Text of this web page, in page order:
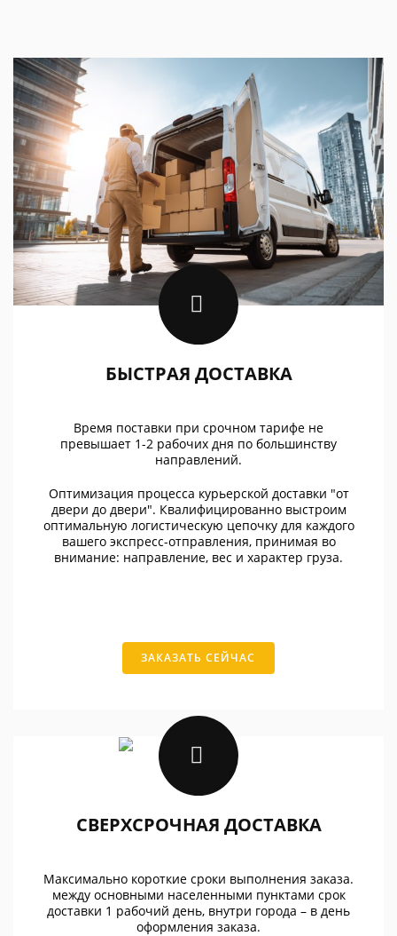
БЫСТРАЯ ДОСТАВКА
Время поставки при срочном тарифе не
превышает 1-2 рабочих дня по большинству
направлений.
Оптимизация процесса курьерской доставки "от
двери до двери". Квалифицированно выстроим
оптимальную логистическую цепочку для каждого
вашего экспресс-отправления, принимая во
внимание: направление, вес и характер груза.
ЗАКАЗАТЬ СЕЙЧАС
СВЕРХСРОЧНАЯ ДОСТАВКА
Максимально короткие сроки выполнения заказа.
между основными населенными пунктами срок
доставки 1 рабочий день, внутри города – в день
оформления заказа.